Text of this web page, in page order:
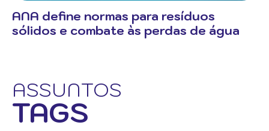
ANA define normas para resíduos
sólidos e combate às perdas de água
ASSUNTOS
TAGS